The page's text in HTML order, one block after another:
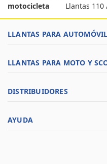
motocicleta
Llantas 110
LLANTAS PARA
LLANTAS PARA MOTO Y
DISTRIBUIDORES
AYUDA